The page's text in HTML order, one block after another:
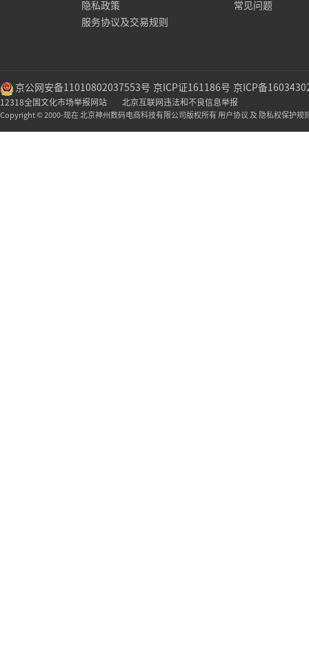
隐私政策
服务协议及交易规则
常见问题
京公网安备11010802037553号 京ICP证161186号 京ICP备
12318全国文化市场举报网站 北京互联网违法和不良信息举报
Copyright © 2000-现在 北京神州数码电商科技有限公司版权所有 用户协议 及 隐私权保护规